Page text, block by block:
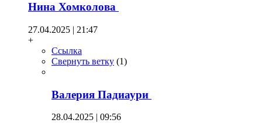
Нина Хомколова
27.04.2025 | 21:47
+
Ссылка
Свернуть ветку (1)
Валерия Падиаури
28.04.2025 | 09:56